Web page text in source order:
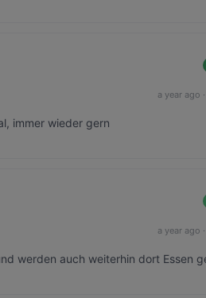
a year ago ·
immer wieder gern
a year ago ·
werden auch weiterhin dort Essen